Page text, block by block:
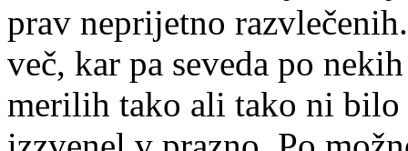
prav neprijetno
več, kar pa seveda po
merilih tako ali tako ni